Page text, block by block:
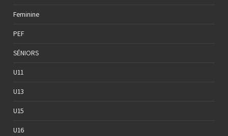
Feminine
PEF
SÉNIORS
U11
U13
U15
U16